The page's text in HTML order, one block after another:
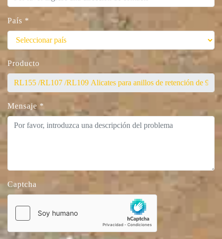
País *
Producto
Mensaje *
Captcha